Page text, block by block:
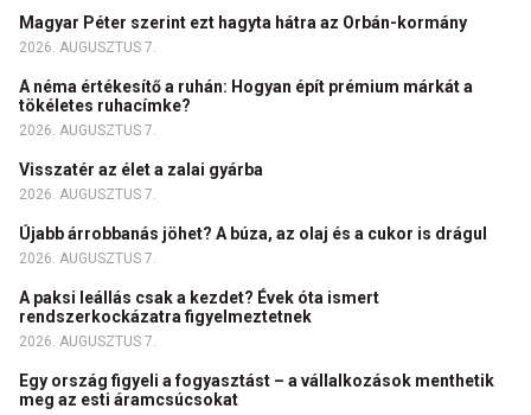
Magyar Péter szerint ezt hagyta hátra az Orbán-kormány
2026. AUGUSZTUS 7.
A néma értékesítő a ruhán: Hogyan épít prémium márkát a
tökéletes ruhacímke?
2026. AUGUSZTUS 7.
Visszatér az élet a zalai gyárba
2026. AUGUSZTUS 7.
Újabb árrobbanás jöhet? A búza, az olaj és a cukor is drágul
2026. AUGUSZTUS 7.
A paksi leállás csak a kezdet? Évek óta ismert
rendszerkockázatra figyelmeztetnek
2026. AUGUSZTUS 7.
Egy ország figyeli a fogyasztást – a vállalkozások menthetik
meg az esti áramcsúcsokat